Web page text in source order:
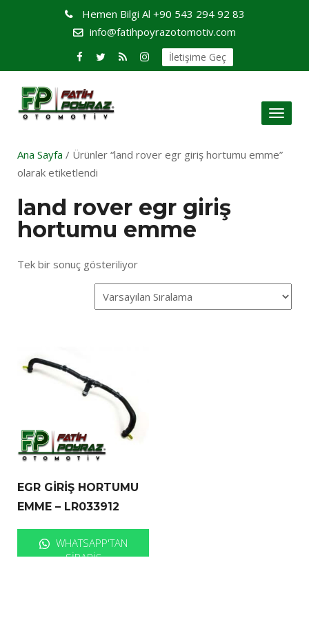
Hemen Bilgi Al +90 543 294 92 83
info@fatihpoyrazotomotiv.com
İletişime Geç
Toggle
Ana Sayfa / Ürünler “land rover egr giriş hortumu emme”
olarak etiketlendi
land rover egr giriş
hortumu emme
Tek bir sonuç gösteriliyor
EGR GİRİŞ HORTUMU
EMME – LR033912
WHATSAPP'TAN
SIPARIŞ